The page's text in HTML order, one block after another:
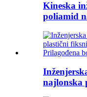
Kineska
poliamid
najlonska